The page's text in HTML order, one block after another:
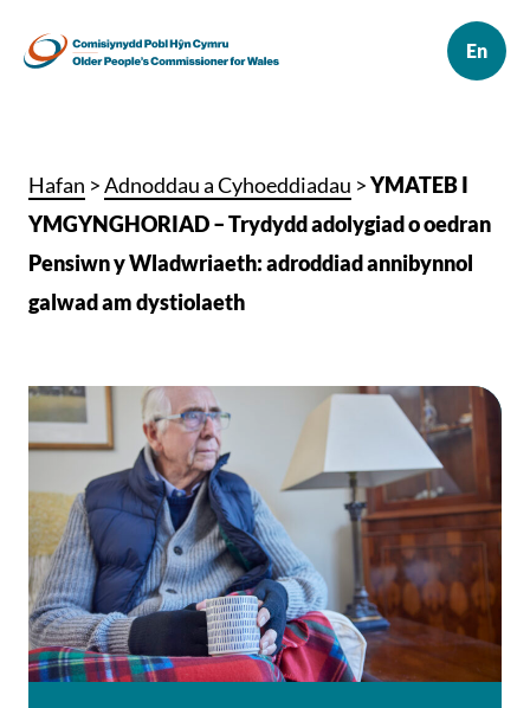
Hafan >Adnoddau a Cyhoeddiadau >YMATEB I
YMGYNGHORIAD – Trydydd adolygiad o oedran
Pensiwn y Wladwriaeth: adroddiad annibynnol
galwad am dystiolaeth